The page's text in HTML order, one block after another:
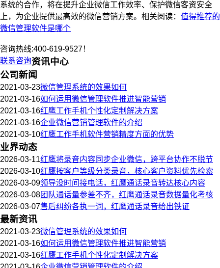
系统的合作，将在提升企业微信工作效率、保护微信客资安全
上，为企业提供最高效的微信营销方案。相关阅读： 值得推荐的
微信管理软件是哪个
咨询热线:400-619-9527！
联系咨询资讯中心
公司新闻
2021-03-23微信管理系统的效果如何
2021-03-16如何运用微信管理软件推进智能营销
2021-03-16红鹰工作手机个性化定制解决方案
2021-03-16企业微信营销管理软件的介绍
2021-03-10红鹰工作手机软件营销精度方面的优势
业界动态
2026-03-11红鹰将录音内容同步企业微信，跨平台协作不脱节
2026-03-10红鹰按客户等级分类录音，核心客户资料优先检索
2026-03-09领导没时间接电话，红鹰通话录音转达核心内容
2026-03-08团队通话量参差不齐，红鹰通话录音数据量化考核
2026-03-07售后纠纷各执一词，红鹰通话录音给出铁证
最新资讯
2021-03-23微信管理系统的效果如何
2021-03-16如何运用微信管理软件推进智能营销
2021-03-16红鹰工作手机个性化定制解决方案